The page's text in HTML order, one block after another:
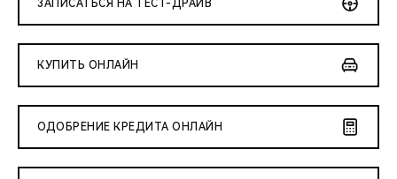
ЗАПИСАТЬСЯ НА ТЕСТ-ДРАЙВ
КУПИТЬ ОНЛАЙН
ОДОБРЕНИЕ КРЕДИТА ОНЛАЙН